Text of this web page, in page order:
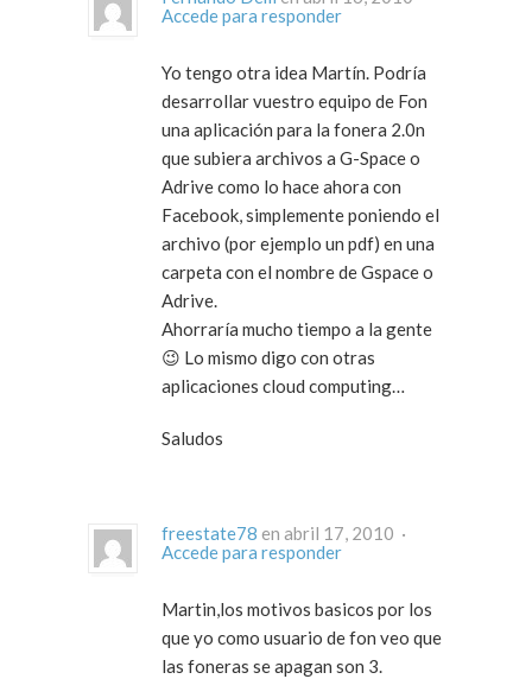
Accede para responder
Yo tengo otra idea Martín. Podría
desarrollar vuestro equipo de Fon
una aplicación para la fonera 2.0n
que subiera archivos a G-Space o
Adrive como lo hace ahora con
Facebook, simplemente poniendo el
archivo (por ejemplo un pdf) en una
carpeta con el nombre de Gspace o
Adrive.
Ahorraría mucho tiempo a la gente
😉 Lo mismo digo con otras
aplicaciones cloud computing…
Saludos
freestate78
en abril 17, 2010 ·
Accede para responder
Martin,los motivos basicos por los
que yo como usuario de fon veo que
las foneras se apagan son 3.